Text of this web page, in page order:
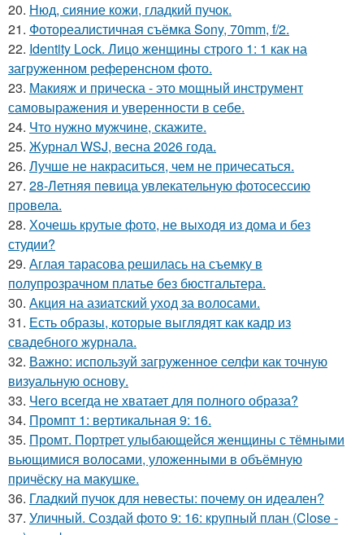
20. Нюд, сияние кожи, гладкий пучок.
21. Фотореалистичная съёмка Sony, 70mm, f/2.
22. Identity Lock. Лицо женщины строго 1: 1 как на
загруженном референсном фото.
23. Макияж и прическа - это мощный инструмент
самовыражения и уверенности в себе.
24. Что нужно мужчине, скажите.
25. Журнал WSJ, весна 2026 года.
26. Лучше не накраситься, чем не причесаться.
27. 28-Летняя певица увлекательную фотосессию
провела.
28. Хочешь крутые фото, не выходя из дома и без
студии?
29. Аглая тарасова решилась на съемку в
полупрозрачном платье без бюстгальтера.
30. Акция на азиатский уход за волосами.
31. Есть образы, которые выглядят как кадр из
свадебного журнала.
32. Важно: используй загруженное селфи как точную
визуальную основу.
33. Чего всегда не хватает для полного образа?
34. Промпт 1: вертикальная 9: 16.
35. Промт. Портрет улыбающейся женщины с тёмными
вьющимися волосами, уложенными в объёмную
причёску на макушке.
36. Гладкий пучок для невесты: почему он идеален?
37. Уличный. Создай фото 9: 16: крупный план (Close -